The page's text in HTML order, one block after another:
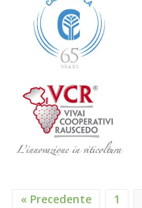
« Precedente 1